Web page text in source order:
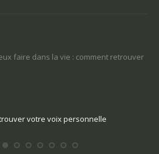
faire dans la vie : comment retrouver
votre voix personnelle